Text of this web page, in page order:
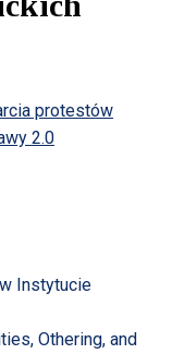
protestów
2.0
Instytucie
Othering, and